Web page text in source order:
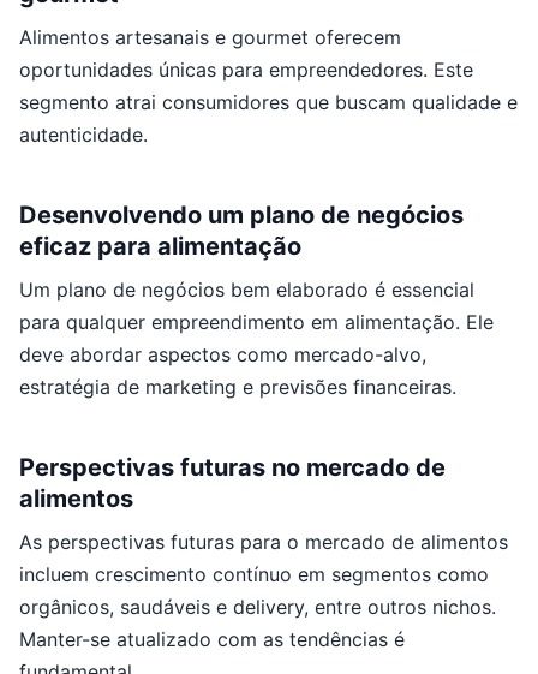
Alimentos artesanais e gourmet oferecem
oportunidades únicas para empreendedores. Este
segmento atrai consumidores que buscam qualidade e
autenticidade.
Desenvolvendo um plano de negócios
eficaz para alimentação
Um plano de negócios bem elaborado é essencial
para qualquer empreendimento em alimentação. Ele
deve abordar aspectos como mercado-alvo,
estratégia de marketing e previsões financeiras.
Perspectivas futuras no mercado de
alimentos
As perspectivas futuras para o mercado de alimentos
incluem crescimento contínuo em segmentos como
orgânicos, saudáveis e delivery, entre outros nichos.
Manter-se atualizado com as tendências é